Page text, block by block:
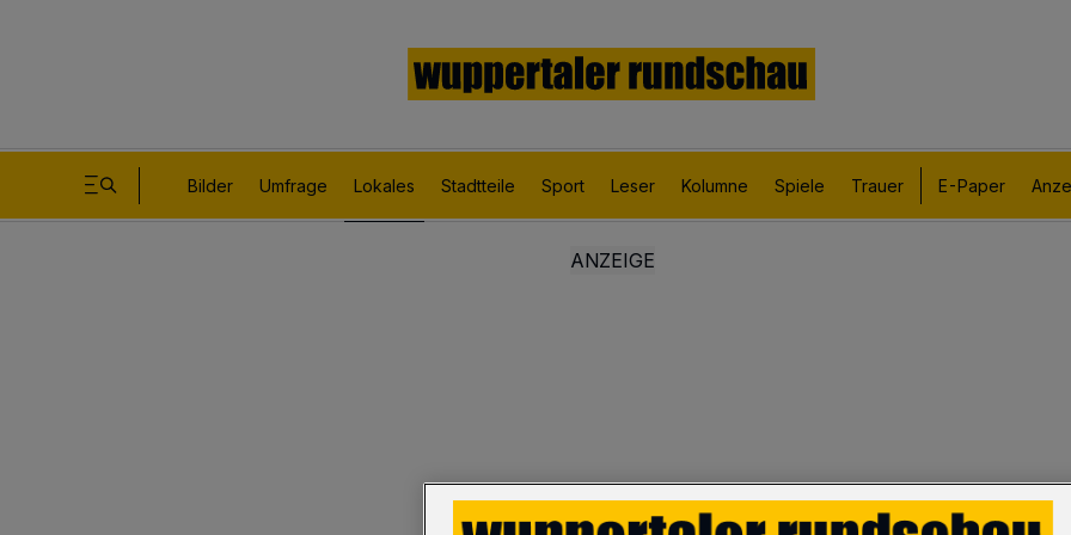
Bilder Umfrage Lokales Stadtteile Sport Leser Kolumne Spiele Trauer E-Paper